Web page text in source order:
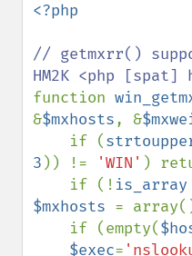
<?php
// getmxrr()
function
&$mxhosts, &
    if (
3 )) != 'WIN' )
    if (!
is_array
$mxhosts =
    if (empty(
$exec=